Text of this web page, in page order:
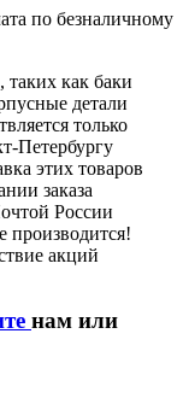
по безналичному
как баки
детали
только
Петербургу
этих товаров
заказа
России
акций
нам или